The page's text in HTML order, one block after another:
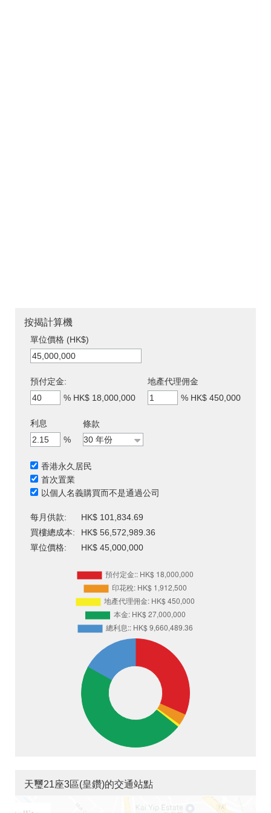
按揭計算機
單位價格 (HK$)
預付定金:
% HK$ 18,000,000
地產代理佣金
% HK$ 450,000
利息
%
條款
香港永久居民
首次置業
以個人名義購買而不是通過公司
每月供款:
HK$ 101,834.69
買樓總成本:
HK$ 56,572,989.36
單位價格:
HK$ 45,000,000
天璽21座3區(皇鑽)的交通站點